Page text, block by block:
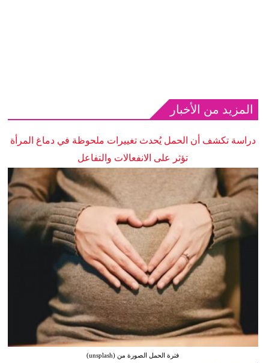
المزيد من الأخبار
دراسة تكشف أن الحمل يُحدث تغييرات ملحوظة في دماغ المرأة
تؤثر على الانفعالات والتفاعل
فترة الحمل الصورة من (unsplash)